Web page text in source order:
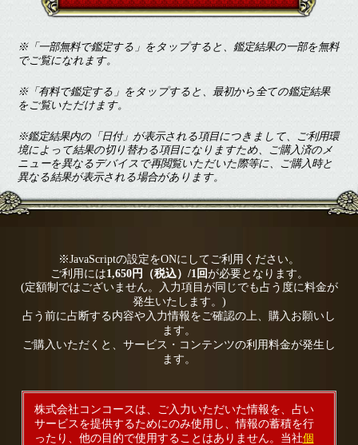
※「一部無料で鑑定する」をタップすると、鑑定結果の一部を無料
でご覧になれます。
※「有料で鑑定する」をタップすると、最初から全ての鑑定結果
をご覧いただけます。
※鑑定結果内の「日付」が表示される項目につきまして、ご利用環
境によって結果の切り替わる項目になりますため、ご購入済のメ
ニューを異なるデバイスで再閲覧いただいた際等に、ご購入時と
異なる結果が表示される場合があります。
※JavaScriptの設定をONにしてご利用ください。
ご利用には1,650円（税込）/1回が必要となります。
(定額制ではございません。入力項目が同じでも占う度に料金が
発生いたします。)
占う前に占断する内容や入力情報をご確認の上、購入お願いし
ます。
ご購入いただくと、サービス・コンテンツの利用料金が発生し
ます。
株式会社コンコースは、ご入力いただいた情報を、占い
サービスを提供するためにのみ使用し、情報の蓄積を行
ったり、他の目的で使用することはありません。当社個